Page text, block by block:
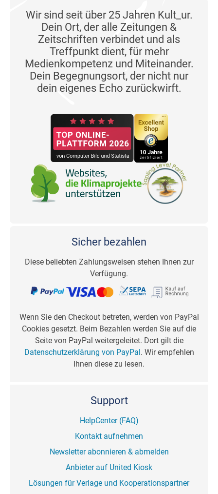
Wir sind seit über 25 Jahren Kult_ur.
Dein Ort, der alle Zeitungen &
Zeitschriften verbindet und als
Treffpunkt dient, für mehr
Medienkompetenz und Miteinander.
Dein Begegnungsort, der nicht nur
dein eigenes Echo zurückwirft.
Sicher bezahlen
Diese beliebten Zahlungsweisen stehen Ihnen zur
Verfügung.
Wenn Sie den Checkout betreten, werden von PayPal
Cookies gesetzt. Beim Bezahlen werden Sie auf die
Seite von PayPal weitergeleitet. Dort gilt die
Datenschutzerklärung von PayPal . Wir empfehlen
Ihnen diese zu lesen.
Support
HelpCenter (FAQ)
Kontakt aufnehmen
Newsletter abonnieren & abmelden
Anbieter auf United Kiosk
Lösungen für Verlage und Kooperationspartner